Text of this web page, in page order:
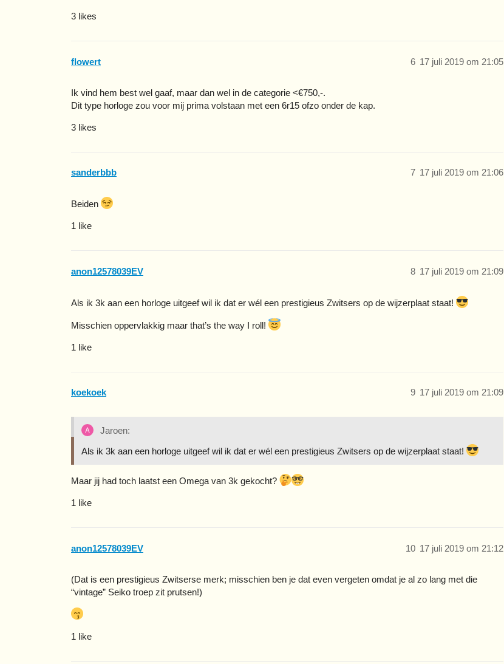
3 likes
flowert 17 juli 2019 om 21:05
6
Ik vind hem best wel gaaf, maar dan wel in de categorie <€750,-.
Dit type horloge zou voor mij prima volstaan met een 6r15 ofzo onder de kap.
3 likes
sanderbbb 17 juli 2019 om 21:06
7
Beiden
1 like
anon12578039EV 17 juli 2019 om 21:09
8
Als ik 3k aan een horloge uitgeef wil ik dat er wél een prestigieus Zwitsers op de wijzerplaat staat!
Misschien oppervlakkig maar that’s the way I roll!
1 like
koekoek 17 juli 2019 om 21:09
9
Jaroen:
Als ik 3k aan een horloge uitgeef wil ik dat er wél een prestigieus Zwitsers op de wijzerplaat staat!
Maar jij had toch laatst een Omega van 3k gekocht?
1 like
anon12578039EV 17 juli 2019 om 21:12
10
(Dat is een prestigieus Zwitserse merk; misschien ben je dat even vergeten omdat je al zo lang met die
“vintage” Seiko troep zit prutsen!)
1 like